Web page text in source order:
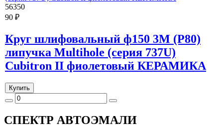
56350
90 ₽
Круг шлифовальный ф150 3M (Р80)
липучка Multihole (серия 737U)
Cubitron II фиолетовый КЕРАМИКА
Купить
СПЕКТР АВТОЭМАЛИ